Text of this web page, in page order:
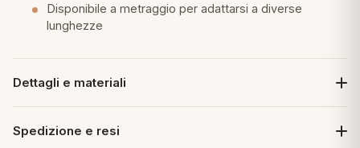
Disponibile a metraggio per adattarsi a diverse
lunghezze
Dettagli e materiali
Spedizione e resi